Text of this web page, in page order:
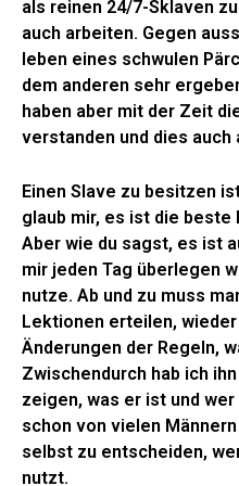
als reinen 24/7-Sklaven
auch arbeiten. Gegen
leben eines schwulen
dem anderen sehr
haben aber mit der Zeit
verstanden und dies auch
Einen Slave zu besitzen
glaub mir, es ist die beste
Aber wie du sagst, es ist
mir jeden Tag überlegen
nutze. Ab und zu muss
Lektionen erteilen, wieder
Änderungen der Regeln,
Zwischendurch hab ich
zeigen, was er ist und
schon von vielen
selbst zu entscheiden,
nutzt.